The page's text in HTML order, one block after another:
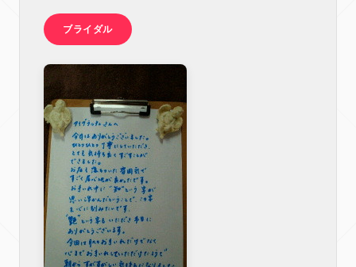
ブライダル